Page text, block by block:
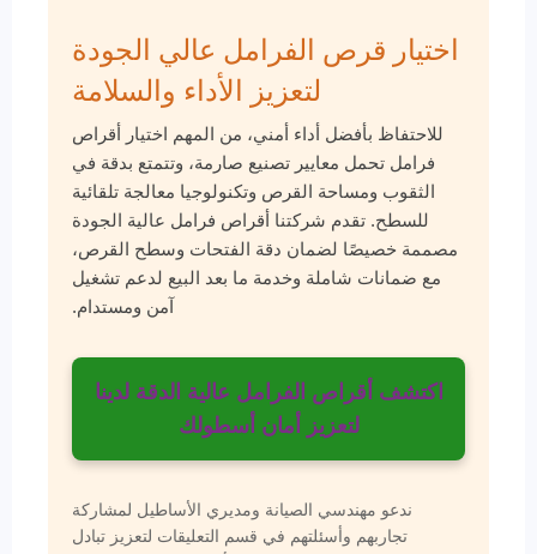
اختيار قرص الفرامل عالي الجودة
لتعزيز الأداء والسلامة
للاحتفاظ بأفضل أداء أمني، من المهم اختيار أقراص
فرامل تحمل معايير تصنيع صارمة، وتتمتع بدقة في
الثقوب ومساحة القرص وتكنولوجيا معالجة تلقائية
للسطح. تقدم شركتنا أقراص فرامل عالية الجودة
مصممة خصيصًا لضمان دقة الفتحات وسطح القرص،
مع ضمانات شاملة وخدمة ما بعد البيع لدعم تشغيل
آمن ومستدام.
اكتشف أقراص الفرامل عالية الدقة لدينا
لتعزيز أمان أسطولك
ندعو مهندسي الصيانة ومديري الأساطيل لمشاركة
تجاربهم وأسئلتهم في قسم التعليقات لتعزيز تبادل